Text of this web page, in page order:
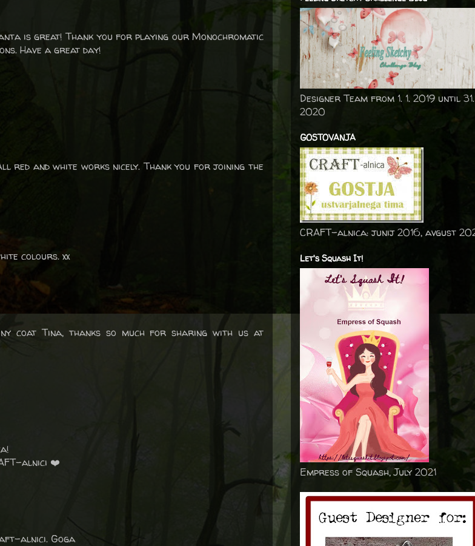
is great! Thank you for playing our Monochromatic
Have a great day!
red and white works nicely. Thank you for joining the
colours. xx
coat Tina, thanks so much for sharing with us at
alnici ❤️
alnici. Goga
Designer Team from 1. 1. 2019 until
2020
GOSTOVANJA
CRAFT-alnica: junij 2016, avgust
Let's Squash It!
Empress of Squash, July 2021